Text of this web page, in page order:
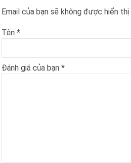
Email của bạn sẽ không được hiển thị
Tên *
Đánh giá của bạn *